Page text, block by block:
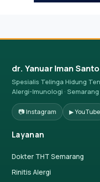
dr. Yanuar Iman
Spesialis Telinga Hidung
Alergi-Imunologi · Semarang
📷 Instagram ▶ YouTube
Layanan
Dokter THT Semarang
Rinitis Alergi